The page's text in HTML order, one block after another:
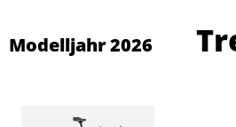
Modelljahr 2026